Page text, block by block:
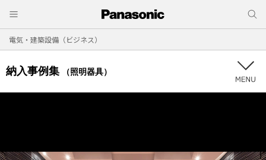
電気・建築設備（ビジネス）
納入事例集 （照明器具）